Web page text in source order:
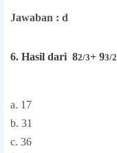
Jawaban : d
6. Hasil dari 82/3+ 93/2
a. 17
b. 31
c. 36